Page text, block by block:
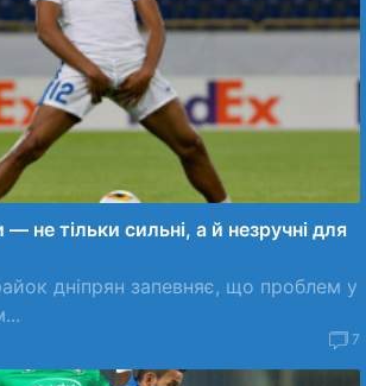
не тільки сильні, а й незручні для
дніпрян запевняє, що проблем у
7